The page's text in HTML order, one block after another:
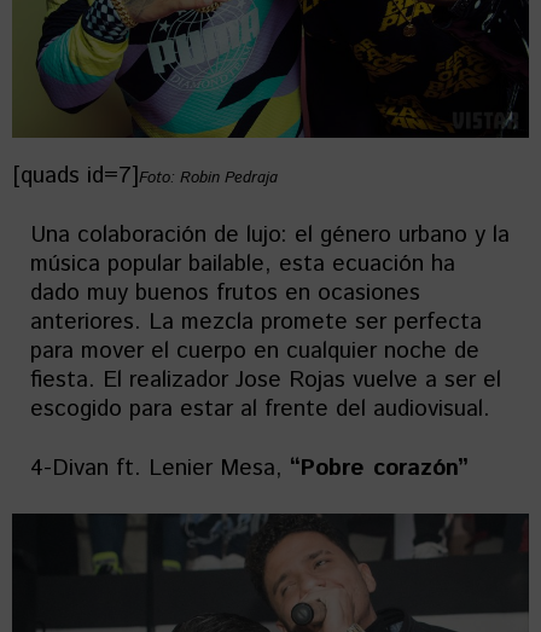
[quads id=7]Foto: Robin Pedraja
Una colaboración de lujo: el género urbano y la
música popular bailable, esta ecuación ha
dado muy buenos frutos en ocasiones
anteriores. La mezcla promete ser perfecta
para mover el cuerpo en cualquier noche de
fiesta. El realizador Jose Rojas vuelve a ser el
escogido para estar al frente del audiovisual.
4-Divan ft. Lenier Mesa, “Pobre corazón”